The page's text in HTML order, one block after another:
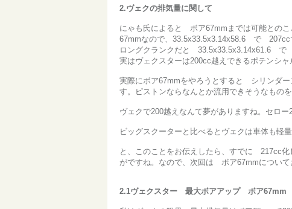
2.ヴェクの排気量に関して
にゃも氏によると ボア67mmまでは可能とのこ
67mmなので、33.5x33.5x3.14x58.6 で 207cc
ロングクランクだと 33.5x33.5x3.14x61.6 で
実はヴェクスターは200cc越えできるポテンシャ
実際にボア67mmをやろうとすると シリンダ
す。ピストンならなんとか流用できそうなもの
ヴェクで200越えなんて夢がありますね。セロ
ビッグスクーターと比べるとヴェクは車体も軽
と、このことをお伝えしたら、すでに 217cc化
がですね。なので、次回は ボア67mmについて
2.1ヴェクスター 最大ボアアップ ボア